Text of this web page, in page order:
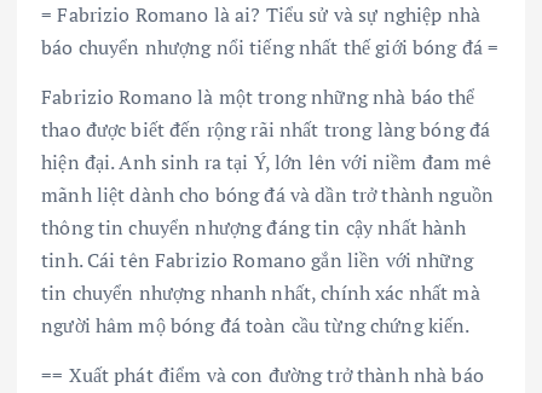
= Fabrizio Romano là ai? Tiểu sử và sự nghiệp nhà
báo chuyển nhượng nổi tiếng nhất thế giới bóng đá =
Fabrizio Romano là một trong những nhà báo thể
thao được biết đến rộng rãi nhất trong làng bóng đá
hiện đại. Anh sinh ra tại Ý, lớn lên với niềm đam mê
mãnh liệt dành cho bóng đá và dần trở thành nguồn
thông tin chuyển nhượng đáng tin cậy nhất hành
tinh. Cái tên Fabrizio Romano gắn liền với những
tin chuyển nhượng nhanh nhất, chính xác nhất mà
người hâm mộ bóng đá toàn cầu từng chứng kiến.
== Xuất phát điểm và con đường trở thành nhà báo